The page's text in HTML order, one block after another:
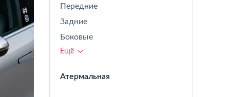
Передние
Задние
Боковые
Ещё
Атермальная